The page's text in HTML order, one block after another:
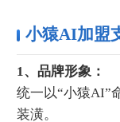
小猿AI加盟
1、品牌形象：
统一以“小猿AI”
装潢。